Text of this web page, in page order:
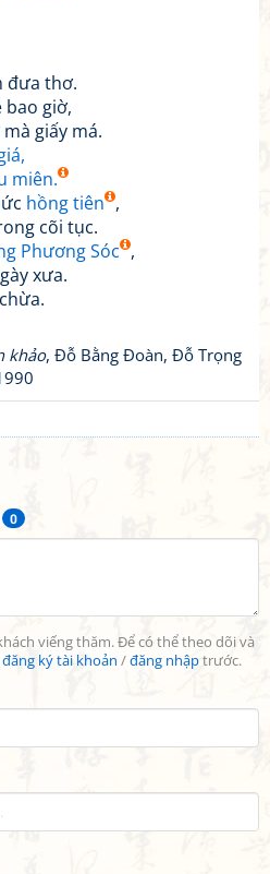
0
viếng thăm. Để có thể theo dõi và
đăng ký tài khoản /đăng nhậptrước.
đưa thơ.
bao giờ,
giấy má.
miên.
hồng tiên ,
cõi tục.
Phương Sóc ,
xưa.
khảo, Đỗ Bằng Đoàn, Đỗ Trọng